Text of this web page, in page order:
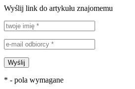
Wyślij link do artykułu znajomemu
Wyślij
* - pola wymagane